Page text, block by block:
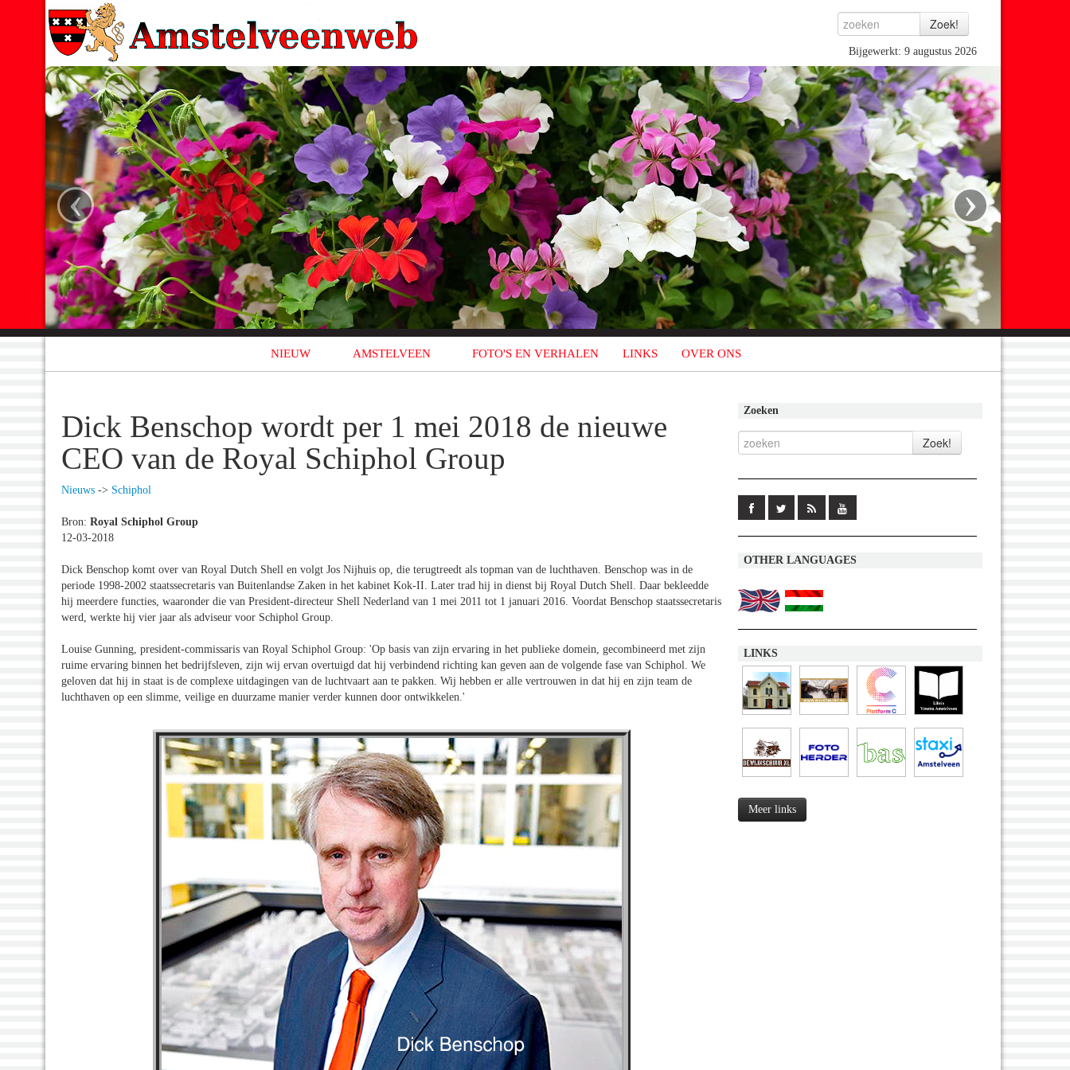
Bijgewerkt: 9 augustus 2026
‹ ›
NIEUW AMSTELVEEN FOTO'S EN VERHALEN LINKS OVER ONS
Dick Benschop wordt per 1 mei 2018 de nieuwe
CEO van de Royal Schiphol Group
Nieuws -> Schiphol
Bron: Royal Schiphol Group
12-03-2018
Dick Benschop komt over van Royal Dutch Shell en volgt Jos Nijhuis op, die terugtreedt als topman van de luchthaven. Benschop was in de
periode 1998-2002 staatssecretaris van Buitenlandse Zaken in het kabinet Kok-II. Later trad hij in dienst bij Royal Dutch Shell. Daar bekleedde
hij meerdere functies, waaronder die van President-directeur Shell Nederland van 1 mei 2011 tot 1 januari 2016. Voordat Benschop staatssecretaris
werd, werkte hij vier jaar als adviseur voor Schiphol Group.
Louise Gunning, president-commissaris van Royal Schiphol Group: 'Op basis van zijn ervaring in het publieke domein, gecombineerd met zijn
ruime ervaring binnen het bedrijfsleven, zijn wij ervan overtuigd dat hij verbindend richting kan geven aan de volgende fase van Schiphol. We
geloven dat hij in staat is de complexe uitdagingen van de luchtvaart aan te pakken. Wij hebben er alle vertrouwen in dat hij en zijn team de
luchthaven op een slimme, veilige en duurzame manier verder kunnen door ontwikkelen.'
Zoeken
OTHER LANGUAGES
LINKS
Meer links